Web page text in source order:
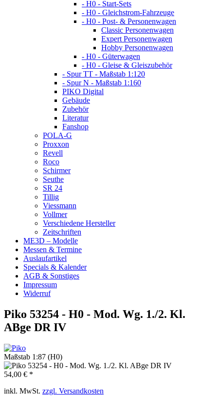
- H0 - Start-Sets
- H0 - Gleichstrom-Fahrzeuge
- H0 - Post- & Personenwagen
Classic Personenwagen
Expert Personenwagen
Hobby Personenwagen
- H0 - Güterwagen
- H0 - Gleise & Gleiszubehör
- Spur TT - Maßstab 1:120
- Spur N - Maßstab 1:160
PIKO Digital
Gebäude
Zubehör
Literatur
Fanshop
POLA-G
Proxxon
Revell
Roco
Schirmer
Seuthe
SR 24
Tillig
Viessmann
Vollmer
Verschiedene Hersteller
Zeitschriften
ME3D – Modelle
Messen & Termine
Auslaufartikel
Specials & Kalender
AGB & Sonstiges
Impressum
Widerruf
Piko 53254 - H0 - Mod. Wg. 1./2. Kl.
ABge DR IV
Maßstab 1:87 (H0)
54,00 € *
inkl. MwSt. zzgl. Versandkosten